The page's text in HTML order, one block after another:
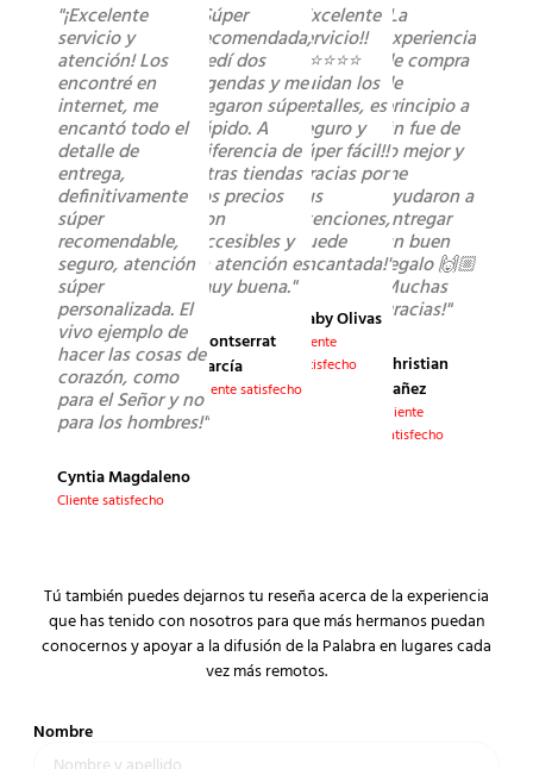
"¡Excelente
servicio y
atención! Los
encontré en
internet, me
encantó todo el
detalle de
entrega,
definitivamente
súper
recomendable,
seguro, atención
súper
personalizada. El
vivo ejemplo de
hacer las cosas de
corazón, como
para el Señor y no
para los hombres!"
Cyntia Magdaleno
Cliente satisfecho
"Súper
recomendada,
pedí dos
agendas y me
llegaron súper
rápido. A
diferencia de
otras tiendas
los precios
son
accesibles y
la atención es
muy buena."
Montserrat
García
Cliente satisfecho
"Excelente
servicio!!
⭐️⭐️⭐️⭐️⭐️
cuidan los
detalles, es
seguro y
súper fácil!!
Gracias por
sus
atenciones,
quede
encantada!"
Gaby Olivas
Cliente
satisfecho
"La
experiencia
de compra
de
principio a
fin fue de
lo mejor y
me
ayudaron a
entregar
un buen
regalo 🙌🏼
Muchas
gracias!"
Christian
Yañez
Cliente
satisfecho
Tú también puedes dejarnos tu reseña acerca de la experiencia
que has tenido con nosotros para que más hermanos puedan
conocernos y apoyar a la difusión de la Palabra en lugares cada
vez más remotos.
Nombre